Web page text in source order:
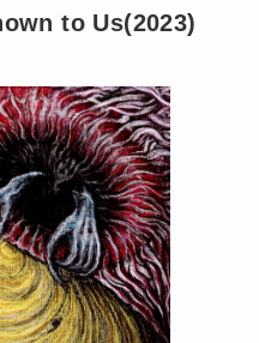
to Us(2023)